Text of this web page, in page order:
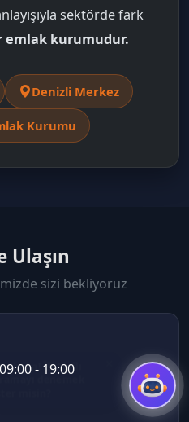
sektörde fark
emlak kurumudur.
Denizli Merkez
Kurumu
Ulaşın
sizi bekliyoruz
- 19:00